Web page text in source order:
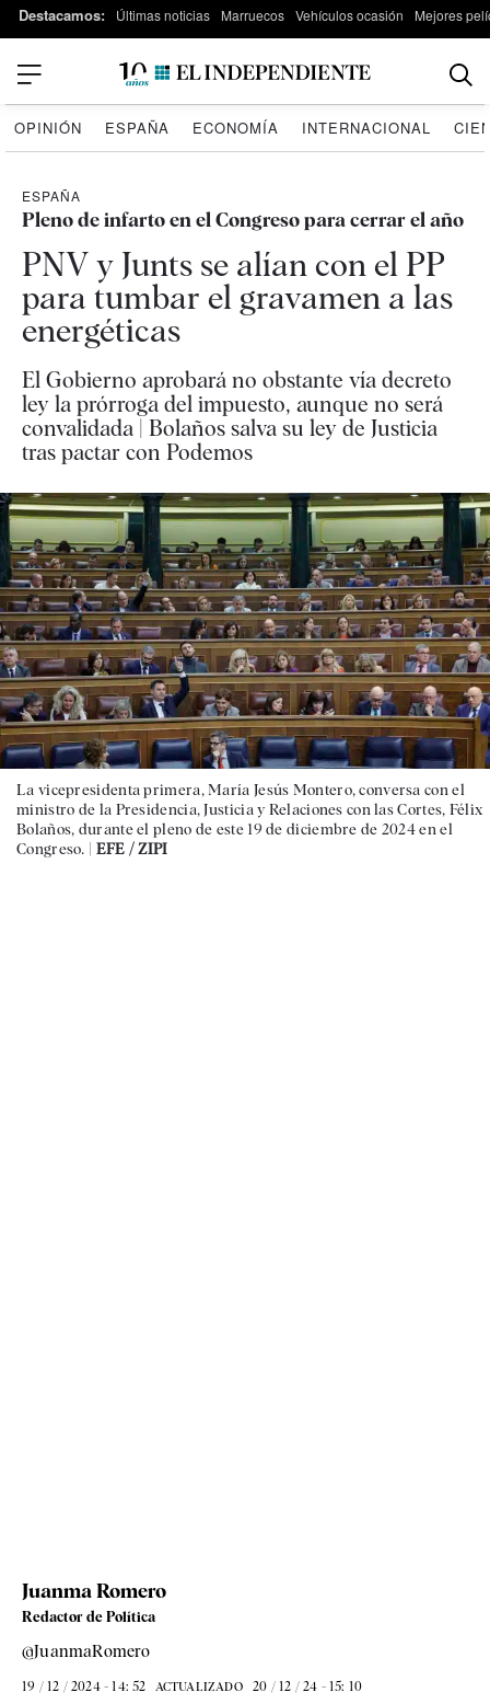
Destacamos: Últimas noticias Marruecos Vehículos ocasión Mejores
OPINIÓN ESPAÑA ECONOMÍA INTERNACIONAL
ESPAÑA
Pleno de infarto en el Congreso para cerrar el año
PNV y Junts se alían con el PP
para tumbar el gravamen a las
energéticas
El Gobierno aprobará no obstante vía decreto
ley la prórroga del impuesto, aunque no será
convalidada | Bolaños salva su ley de Justicia
tras pactar con Podemos
La vicepresidenta primera, María Jesús Montero, conversa con el
ministro de la Presidencia, Justicia y Relaciones con las Cortes, Félix
Bolaños, durante el pleno de este 19 de diciembre de 2024 en el
Congreso. | EFE / ZIPI
Juanma Romero
Redactor de Política
@JuanmaRomero
19 / 12 / 2024 - 14: 52 ACTUALIZADO 20 / 12 / 24 - 15: 10